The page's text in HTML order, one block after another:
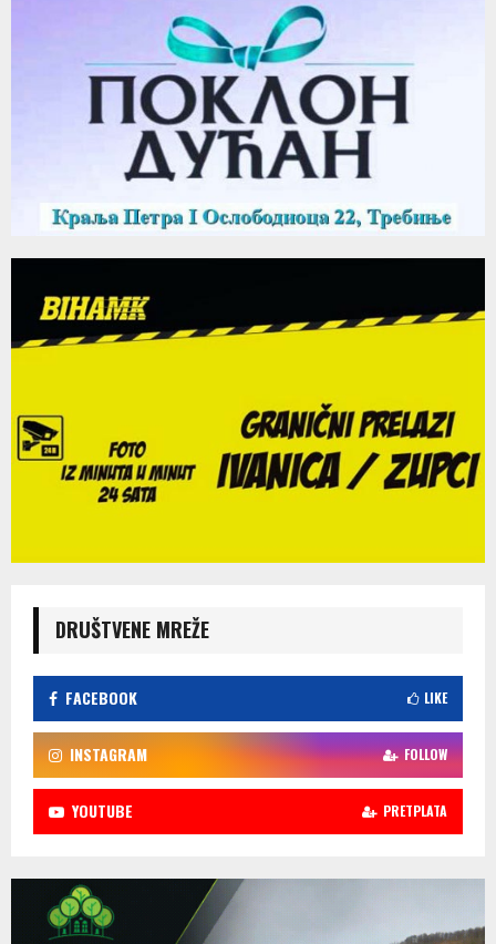
DRUŠTVENE MREŽE
FACEBOOK LIKE
INSTAGRAM FOLLOW
YOUTUBE PRETPLATA